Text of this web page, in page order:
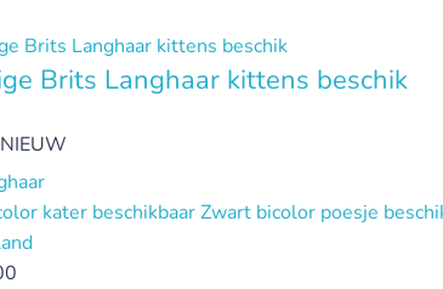
Brits Langhaar kittens beschik
NIEUW
kater beschikbaar Zwart bicolor poesje